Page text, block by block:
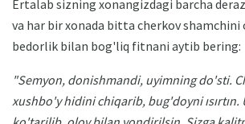
Ertalab sizning xonangizdagi barcha
va har bir xonada bitta cherkov shamchini
bedorlik bilan bog'liq fitnani aytib bering:
"Semyon, donishmandi, uyimning do'sti.
xushbo'y hidini chiqarib, bug'doyni ısırtın.